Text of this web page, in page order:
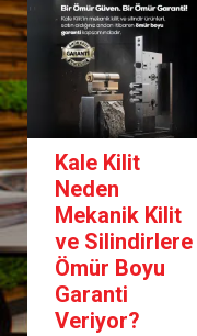
Kale Kilit
Neden
Mekanik Kilit
ve Silindirlere
Ömür Boyu
Garanti
Veriyor?